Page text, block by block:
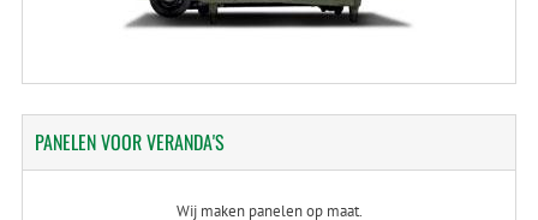
PANELENVOOR VERANDA'S
Wij maken panelen op maat.